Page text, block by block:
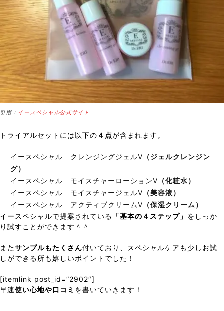
引用： イースペシャル公式サイト
トライアルセットには以下の ４点が含まれます。
イースペシャル クレンジングジェルV （ジェルクレンジン
グ）
イースペシャル モイスチャーローションV （化粧水）
イースペシャル モイスチャージェルV （美容液）
イースペシャル アクティブクリームV （保湿クリーム）
イースペシャルで提案されている 「基本の４ステップ」 をしっか
り試すことができます＾＾
またサンプルもたくさん付いており、スペシャルケアも少しお試
しができる所も嬉しいポイントでした！
[itemlink post_id=”2902″]
早速使い心地や口コミ を書いていきます！